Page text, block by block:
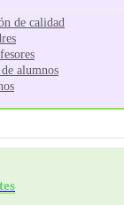
de calidad
alumnos